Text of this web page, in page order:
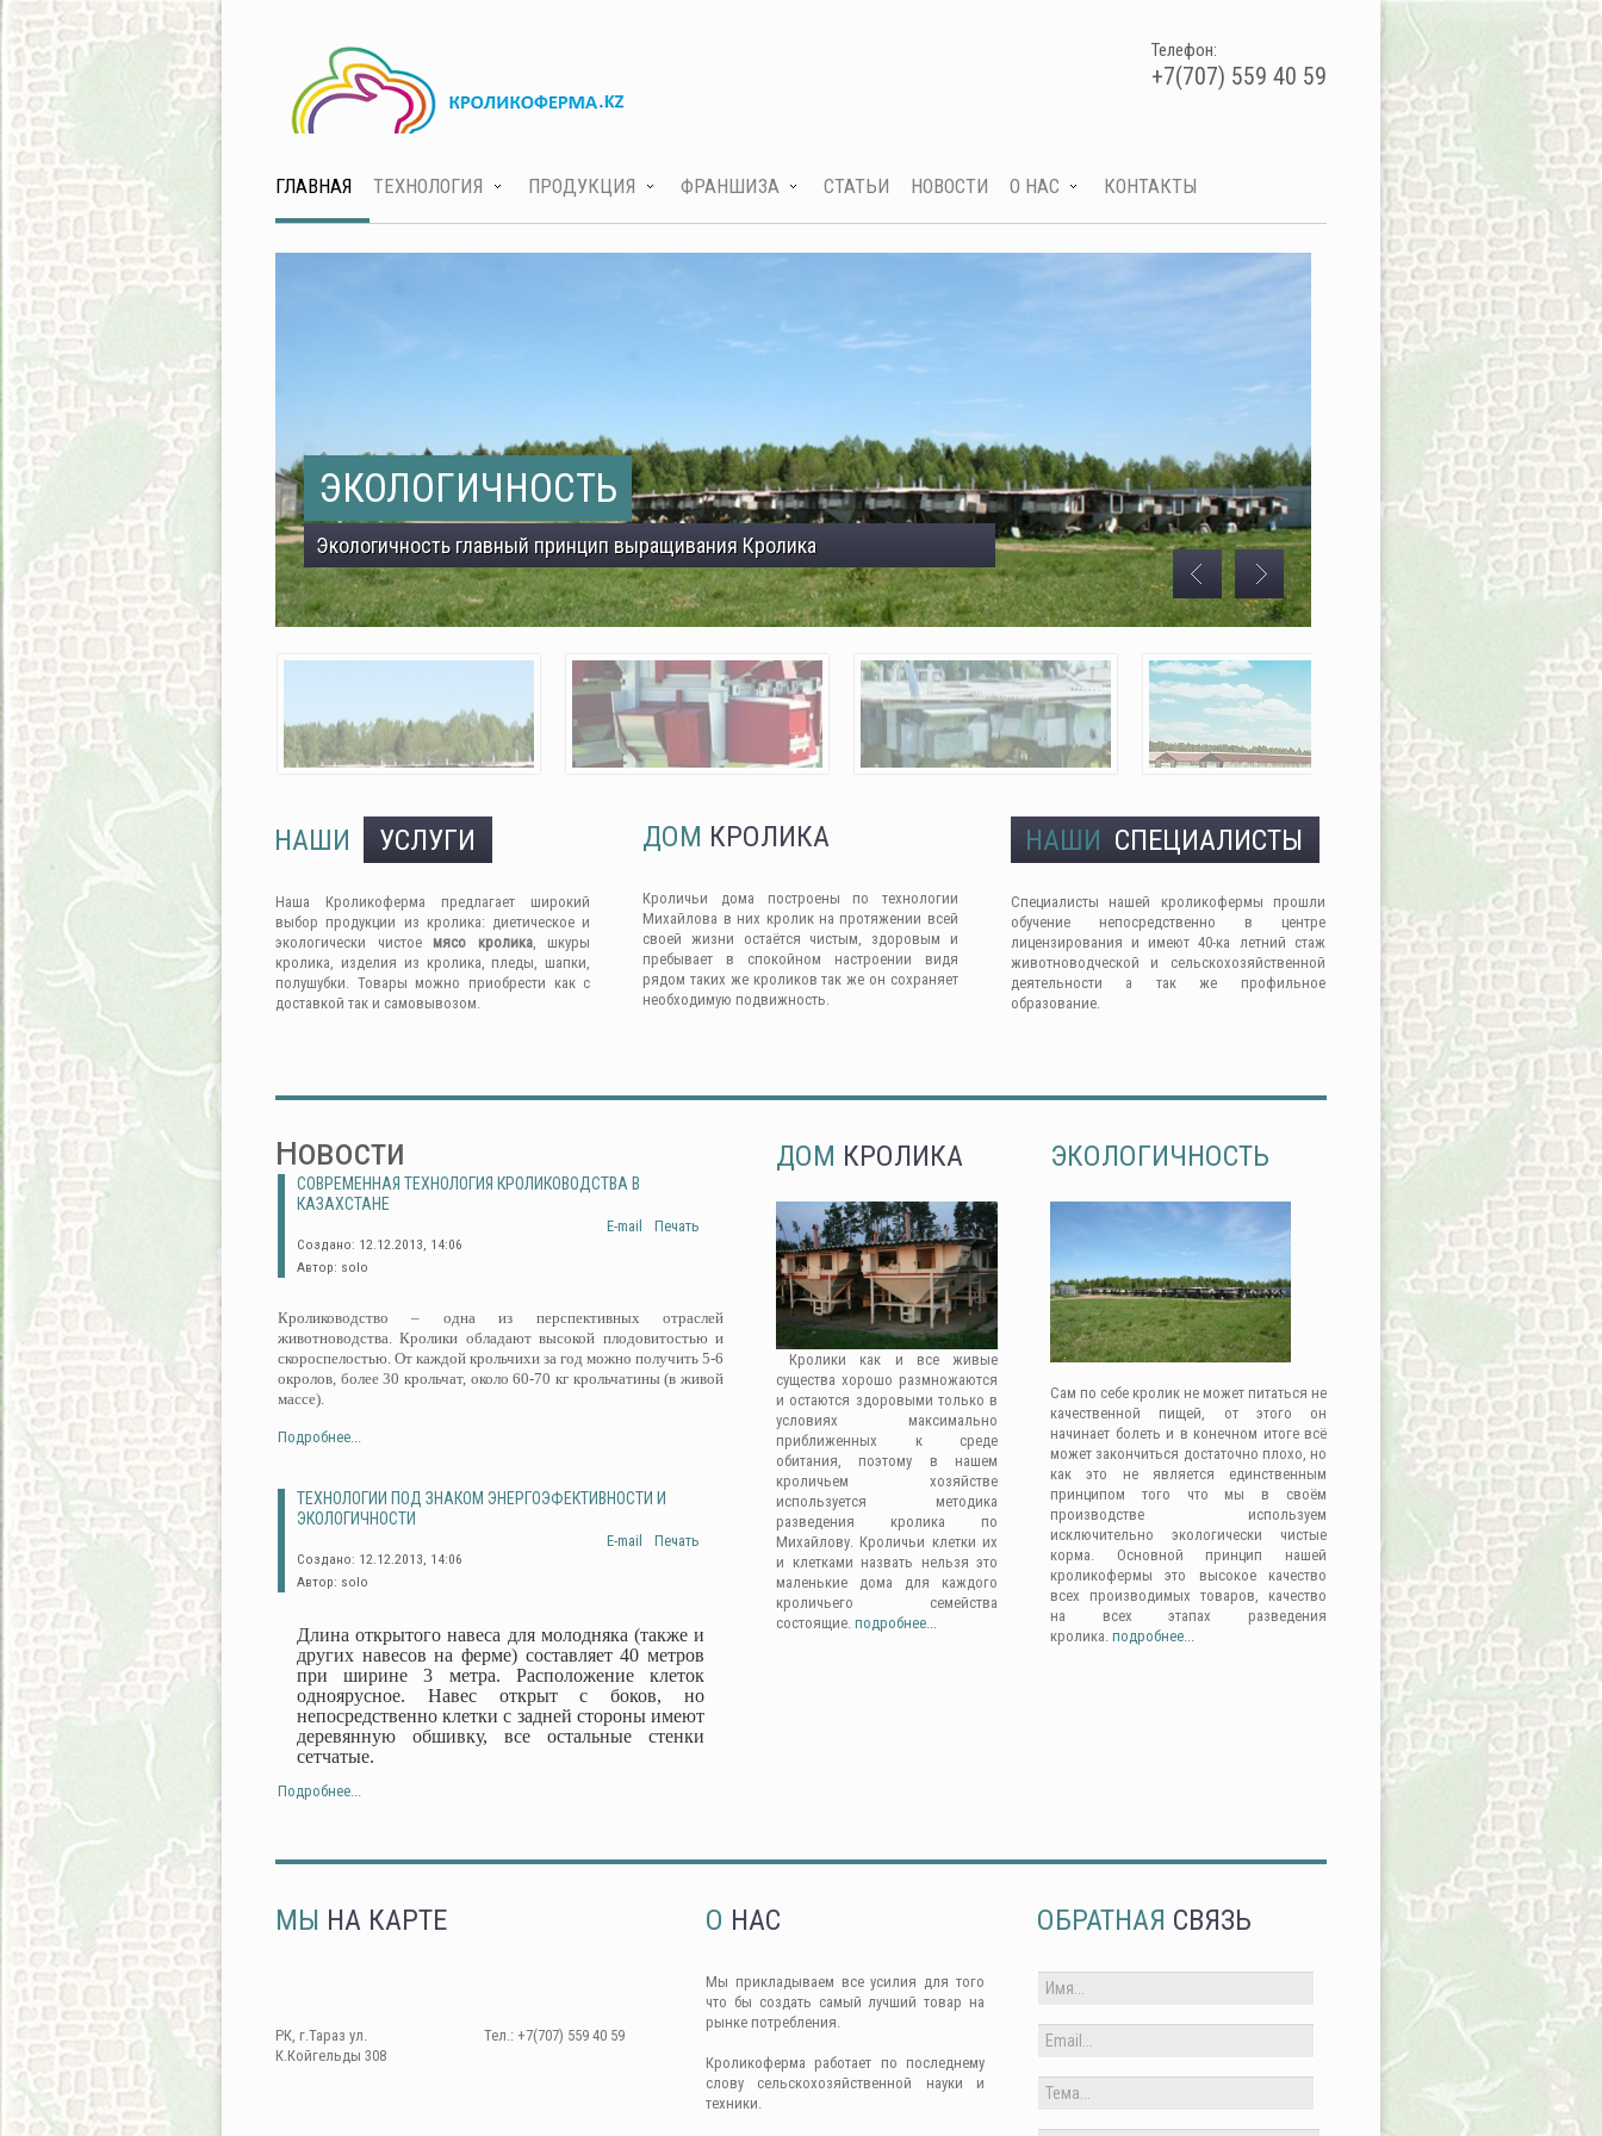
Телефон:
+7(707) 559 40 59
ГЛАВНАЯ ТЕХНОЛОГИЯ ПРОДУКЦИЯ ФРАНШИЗА СТАТЬИ НОВОСТИ О НАС КОНТАКТЫ
ЭКОЛОГИЧНОСТЬ
Экологичность главный принцип выращивания Кролика
НАШИ УСЛУГИ
Наша Кроликоферма предлагает широкий
выбор продукции из кролика: диетическое и
экологически чистое мясо кролика, шкуры
кролика, изделия из кролика, пледы, шапки,
полушубки. Товары можно приобрести как с
доставкой так и самовывозом.
ДОМ КРОЛИКА
Кроличьи дома построены по технологии
Михайлова в них кролик на протяжении всей
своей жизни остаётся чистым, здоровым и
пребывает в спокойном настроении видя
рядом таких же кроликов так же он сохраняет
необходимую подвижность.
НАШИ СПЕЦИАЛИСТЫ
Специалисты нашей кроликофермы прошли
обучение непосредственно в центре
лицензирования и имеют 40-ка летний стаж
животноводческой и сельскохозяйственной
деятельности а так же профильное
образование.
Новости
СОВРЕМЕННАЯ ТЕХНОЛОГИЯ КРОЛИКОВОДСТВА В
КАЗАХСТАНЕ
Печать
E-mail
Создано: 12.12.2013, 14:06
Автор: solo
Кролиководство – одна из перспективных отраслей
животноводства. Кролики обладают высокой плодовитостью и
скороспелостью. От каждой крольчихи за год можно получить 5-6
окролов, более 30 крольчат, около 60-70 кг крольчатины (в живой
массе).
Подробнее...
ТЕХНОЛОГИИ ПОД ЗНАКОМ ЭНЕРГОЭФЕКТИВНОСТИ И
ЭКОЛОГИЧНОСТИ
Печать
E-mail
Создано: 12.12.2013, 14:06
Автор: solo
Длина открытого навеса для молодняка (также и
других навесов на ферме) составляет 40 метров
при ширине 3 метра. Расположение клеток
одноярусное. Навес открыт с боков, но
непосредственно клетки с задней стороны имеют
деревянную обшивку, все остальные стенки
сетчатые.
Подробнее...
ДОМ КРОЛИКА
Кролики как и все живые
существа хорошо размножаются
и остаются здоровыми только в
условиях максимально
приближенных к среде
обитания, поэтому в нашем
кроличьем хозяйстве
используется методика
разведения кролика по
Михайлову. Кроличьи клетки их
и клетками назвать нельзя это
маленькие дома для каждого
кроличьего семейства
состоящие. подробнее...
ЭКОЛОГИЧНОСТЬ
Сам по себе кролик не может питаться не
качественной пищей, от этого он
начинает болеть и в конечном итоге всё
может закончиться достаточно плохо, но
как это не является единственным
принципом того что мы в своём
производстве используем
исключительно экологически чистые
корма. Основной принцип нашей
кроликофермы это высокое качество
всех производимых товаров, качество
на всех этапах разведения
кролика. подробнее...
МЫ НА КАРТЕ
РК, г.Тараз ул.
К.Койгельды 308
Тел.: +7(707) 559 40 59
О НАС
Мы прикладываем все усилия для того
что бы создать самый лучший товар на
рынке потребления.
Кроликоферма работает по последнему
слову сельскохозяйственной науки и
техники.
ОБРАТНАЯ СВЯЗЬ